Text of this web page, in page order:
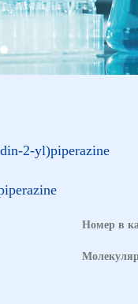
2-yl)piperazine
Номер в